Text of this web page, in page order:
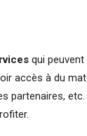
qui
accès à du
partenaires,